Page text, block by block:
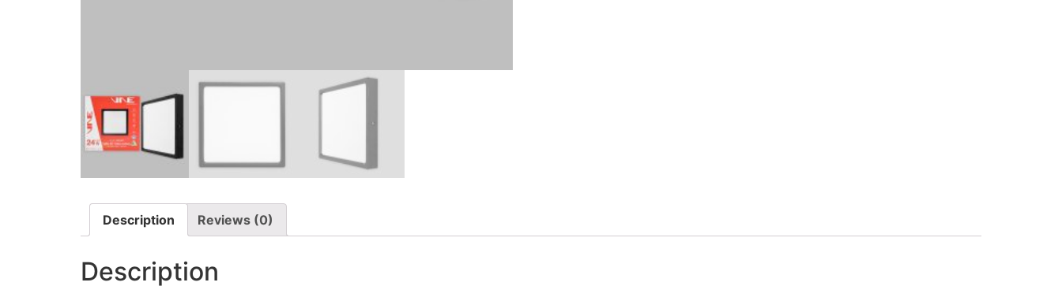
Description Reviews (0)
Description